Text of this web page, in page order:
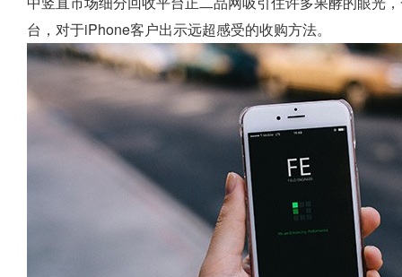
台，对于iPhone客户出示远超感受的收购方法。